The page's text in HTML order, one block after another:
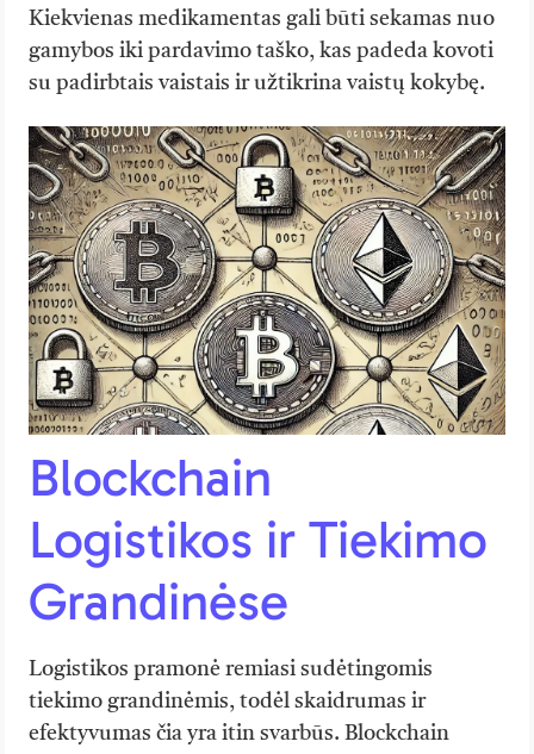
Kiekvienas medikamentas gali būti sekamas nuo
gamybos iki pardavimo taško, kas padeda kovoti
su padirbtais vaistais ir užtikrina vaistų kokybę.
Blockchain
Logistikos ir Tiekimo
Grandinėse
Logistikos pramonė remiasi sudėtingomis
tiekimo grandinėmis, todėl skaidrumas ir
efektyvumas čia yra itin svarbūs. Blockchain